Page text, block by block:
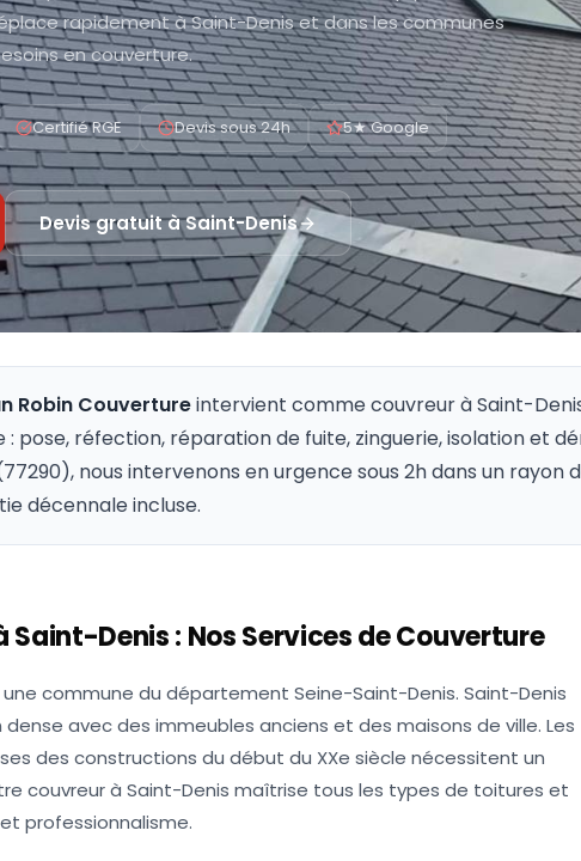
rapidement à Saint-Denis et dans les communes
en couverture.
Certifié RGE Devis sous 24h 5★ Google
Devis gratuit àSaint-Denis
Robin Couvertureintervient comme couvreur àSaint-
: pose, réfection, réparation de fuite, zinguerie, isolation et
nous intervenons en urgence sous 2h dans un rayon
décennale incluse.
Saint-Denis: Nos Services de Couverture
commune du département Seine-Saint-Denis. Saint-Denis
avec des immeubles anciens et des maisons de ville. Les
des constructions du début du XXe siècle nécessitent un
couvreur à Saint-Denis maîtrise tous les types de toitures et
professionnalisme.